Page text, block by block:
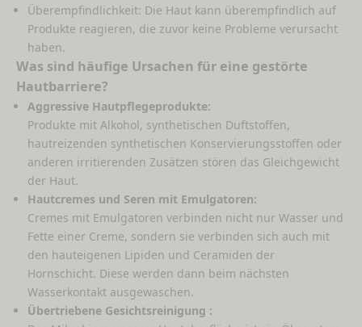
Überempfindlichkeit: Die Haut kann überempfindlich auf
Produkte reagieren, die zuvor keine Probleme verursacht
haben.
Was sind häufige Ursachen für eine gestörte
Hautbarriere?
Aggressive Hautpflegeprodukte:
Produkte mit Alkohol, synthetischen Duftstoffen,
hautreizenden synthetischen Konservierungsstoffen oder
anderen irritierenden Zusätzen stören das Gleichgewicht
der Haut.
Hautcremes und Seren mit Emulgatoren:
Cremes mit Emulgatoren verbinden nicht nur Wasser und
Fette einer Creme, sondern sie verbinden sich auch mit
den hauteigenen Lipiden und Ceramiden der
Hornschicht. Diese werden dann beim nächsten
Wasserkontakt ausgewaschen.
Übertriebene Gesichtsreinigung :